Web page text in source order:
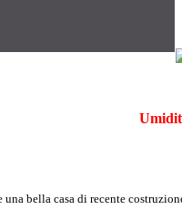
una bella casa di recente